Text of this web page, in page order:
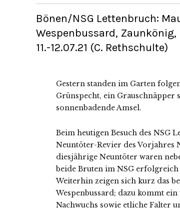
Bönen/NSG Lettenbruch:
Wespenbussard,
11.-12.07.21 (C. Rethschulte)
Gestern standen im Garten
Grünspecht, ein Grauschnäpper
sonnenbadende Amsel.
Beim heutigen Besuch des NSG
Neuntöter-Revier des Vorjahres
diesjährige Neuntöter waren
beide Bruten im NSG erfolgreich
Weiterhin zeigen sich kurz das
Wespenbussard; dazu kommt
Nachwuchs sowie etliche Falter